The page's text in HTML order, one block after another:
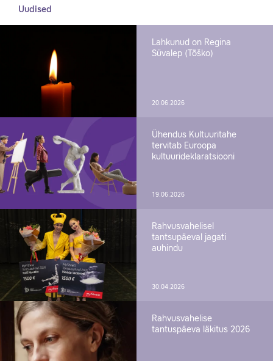
Uudised
Lahkunud on Regina
Süvalep (Tõško)
20.06.2026
Ühendus Kultuuritahe
tervitab Euroopa
kultuurideklaratsiooni
19.06.2026
Rahvusvahelisel
tantsupäeval jagati
auhindu
30.04.2026
Rahvusvahelise
tantuspäeva läkitus 2026